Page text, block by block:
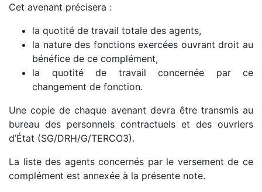
Cet avenant précisera :
la quotité de travail totale des agents,
la nature des fonctions exercées ouvrant droit au
bénéfice de ce complément,
la quotité de travail concernée par ce
changement de fonction.
Une copie de chaque avenant devra être transmis au
bureau des personnels contractuels et des ouvriers
d’État (SG/DRH/G/TERCO3).
La liste des agents concernés par le versement de ce
complément est annexée à la présente note.